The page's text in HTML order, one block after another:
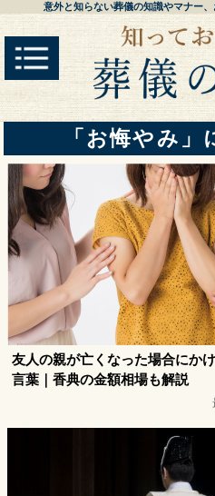
意外と知らない葬儀の知識やマナー
「お悔やみ」
友人の親が亡くなった場合にか
言葉｜香典の金額相場も解説